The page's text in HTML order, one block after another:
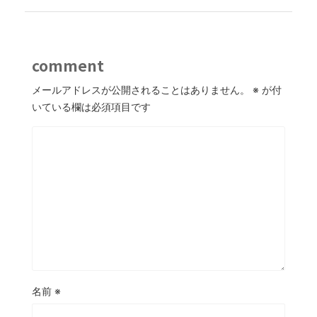
comment
メールアドレスが公開されることはありません。 ※ が付
いている欄は必須項目です
名前 ※